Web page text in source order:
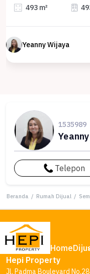
493 m²
Yeanny Wijaya
1535989
Telepon
Beranda / Rumah Dijual /
Home
Hepi Property